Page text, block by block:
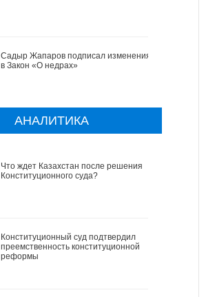
Садыр Жапаров подписал изменения
в Закон «О недрах»
АНАЛИТИКА
Что ждет Казахстан после решения
Конституционного суда?
Конституционный суд подтвердил
преемственность конституционной
реформы